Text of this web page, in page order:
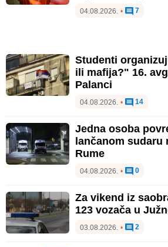
04.08.2026. • 7
Studenti
ili mafija?" 16.
Palanci
04.08.2026. • 14
Jedna osoba
lančanom sudaru
Rume
04.08.2026. • 0
Za vikend iz
123 vozača u
03.08.2026. • 2